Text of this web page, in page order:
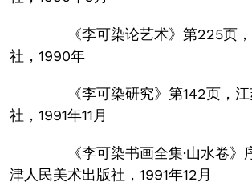
《李可染论艺术》第225页，
社，1990年
《李可染研究》第142页，江
社，1991年11月
《李可染书画全集·山水卷》
津人民美术出版社，1991年12月